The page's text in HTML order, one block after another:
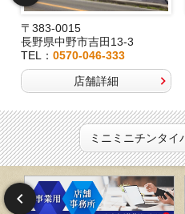
〒383-0015
長野県中野市吉田13-3
TEL： 0570-046-333
店舗詳細
ミニミニチンタイ